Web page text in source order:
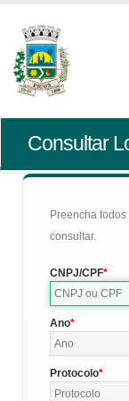
Consultar
Preencha
consultar.
CNPJ/CPF
Ano
Protocolo